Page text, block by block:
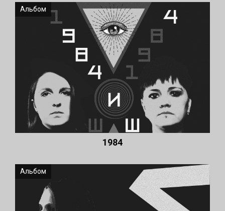
Альбом
1984
Альбом